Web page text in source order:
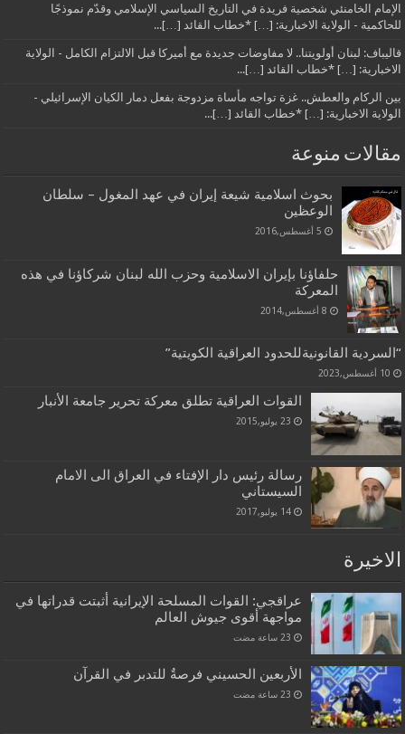
الإمام الخامنئي شخصية فريدة في التاريخ السياسي الإسلامي وقدّم نموذجًا
للحاكمية - الولاية الاخبارية: […] *خطاب القائد […]...
قاليباف: لبنان أولويتنا.. لا مفاوضات جديدة مع أميركا قبل الالتزام الكامل - الولاية
الاخبارية: […] *خطاب القائد […]...
بين الركام والعطش.. غزة تواجه مأساة مزدوجة بفعل دمار الكيان الإسرائيلي -
الولاية الاخبارية: […] *خطاب القائد […]...
مقالات منوعة
بحوث اسلامية شيعة إيران في عهد المغول – سلطان
الوعظين
5 أغسطس,2016
حلفاؤنا بإيران الاسلامية وحزب الله لبنان شركاؤنا في هذه
المعركة
8 أغسطس,2014
“السردية القانونيةللحدود العراقية الكويتية”
10 أغسطس,2023
القوات العراقية تطلق معركة تحرير جامعة الأنبار
23 يوليو,2015
رسالة رئيس دار الإفتاء في العراق الى الامام
السيستاني
14 يوليو,2017
الاخيرة
عراقجي: القوات المسلحة الإيرانية أثبتت قدراتها في
مواجهة أقوى جيوش العالم
الأربعين الحسيني فرصةٌ للتدبر في القرآن